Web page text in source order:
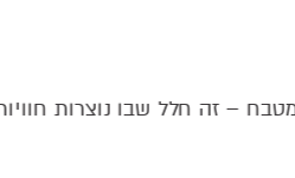
– זה חלל שבו נוצרות